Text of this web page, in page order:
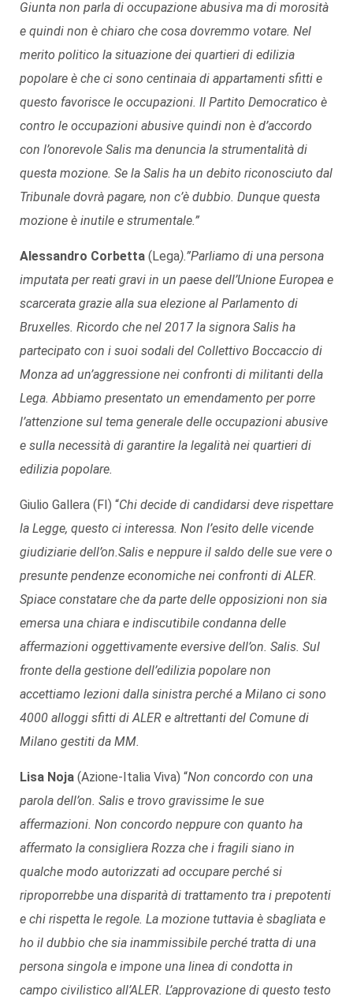
Giunta non parla di occupazione abusiva ma di morosità
e quindi non è chiaro che cosa dovremmo votare. Nel
merito politico la situazione dei quartieri di edilizia
popolare è che ci sono centinaia di appartamenti sfitti e
questo favorisce le occupazioni. Il Partito Democratico è
contro le occupazioni abusive quindi non è d’accordo
con l’onorevole Salis ma denuncia la strumentalità di
questa mozione. Se la Salis ha un debito riconosciuto dal
Tribunale dovrà pagare, non c’è dubbio. Dunque questa
mozione è inutile e strumentale.”
Alessandro Corbetta (Lega).”Parliamo di una persona
imputata per reati gravi in un paese dell’Unione Europea e
scarcerata grazie alla sua elezione al Parlamento di
Bruxelles. Ricordo che nel 2017 la signora Salis ha
partecipato con i suoi sodali del Collettivo Boccaccio di
Monza ad un’aggressione nei confronti di militanti della
Lega. Abbiamo presentato un emendamento per porre
l’attenzione sul tema generale delle occupazioni abusive
e sulla necessità di garantire la legalità nei quartieri di
edilizia popolare.
Giulio Gallera (FI) “Chi decide di candidarsi deve rispettare
la Legge, questo ci interessa. Non l’esito delle vicende
giudiziarie dell’on.Salis e neppure il saldo delle sue vere o
presunte pendenze economiche nei confronti di ALER.
Spiace constatare che da parte delle opposizioni non sia
emersa una chiara e indiscutibile condanna delle
affermazioni oggettivamente eversive dell’on. Salis. Sul
fronte della gestione dell’edilizia popolare non
accettiamo lezioni dalla sinistra perché a Milano ci sono
4000 alloggi sfitti di ALER e altrettanti del Comune di
Milano gestiti da MM.
Lisa Noja (Azione-Italia Viva) “Non concordo con una
parola dell’on. Salis e trovo gravissime le sue
affermazioni. Non concordo neppure con quanto ha
affermato la consigliera Rozza che i fragili siano in
qualche modo autorizzati ad occupare perché si
riproporrebbe una disparità di trattamento tra i prepotenti
e chi rispetta le regole. La mozione tuttavia è sbagliata e
ho il dubbio che sia inammissibile perché tratta di una
persona singola e impone una linea di condotta in
campo civilistico all’ALER. L’approvazione di questo testo